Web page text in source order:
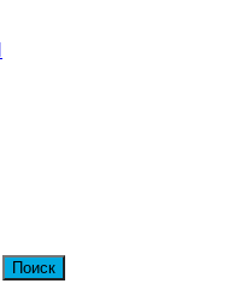
Поиск